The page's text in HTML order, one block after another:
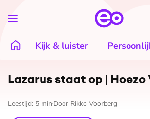
Kijk & luister
Lazarus staat op | Hoezo
Leestijd: 5 min Door Rikko Voorberg